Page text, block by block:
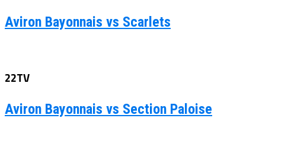
Aviron Bayonnais vs Scarlets
22TV
Aviron Bayonnais vs Section Paloise